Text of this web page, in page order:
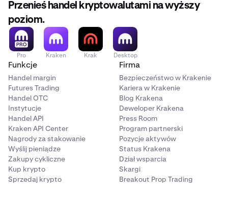
Przenieś handel kryptowalutami na wyższy
poziom.
Pro Kraken Krak Desktop
Funkcje
Handel margin
Futures Trading
Handel OTC
Instytucje
Handel API
Kraken API Center
Nagrody za stakowanie
Wyślij pieniądze
Zakupy cykliczne
Kup krypto
Sprzedaj krypto
Firma
Bezpieczeństwo w Krakenie
Kariera w Krakenie
Blog Krakena
Deweloper Krakena
Press Room
Program partnerski
Pozycje aktywów
Status Krakena
Dział wsparcia
Skargi
Breakout Prop Trading